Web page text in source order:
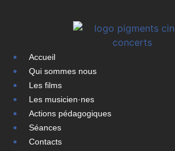
Accueil
Qui sommes nous
Les films
Les musicien·nes
Actions pédagogiques
Séances
Contacts